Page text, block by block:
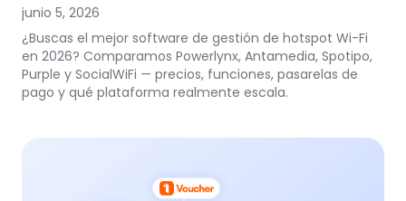
junio 5, 2026
¿Buscas el mejor software de gestión de hotspot Wi-Fi
en 2026? Comparamos Powerlynx, Antamedia, Spotipo,
Purple y SocialWiFi — precios, funciones, pasarelas de
pago y qué plataforma realmente escala.